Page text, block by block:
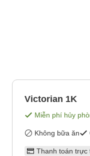
Victorian 1K
Miễn phí hủy
Không bữa ăn
Thanh toán trực